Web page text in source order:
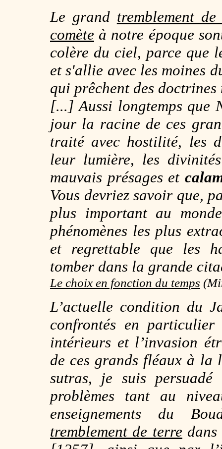
Le grand tremblement
comète à notre époque
colère du ciel, parce que
et s'allie avec les moines
qui prêchent des
[...] Aussi longtemps que
jour la racine de ces
traité avec hostilité, les
leur lumière, les
mauvais présages et
Vous devriez savoir que,
plus important au
phénomènes les plus
et regrettable que les
tomber dans la grande
Le choix en fonction du temps
L’actuelle condition du
confrontés en
intérieurs et l’invasion
de ces grands fléaux à la
sutras, je suis
problèmes tant au
enseignements du
tremblement de terre